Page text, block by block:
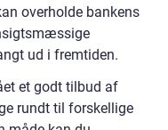
overholde bankens
ud i fremtiden.
et godt tilbud af
rundt til forskellige